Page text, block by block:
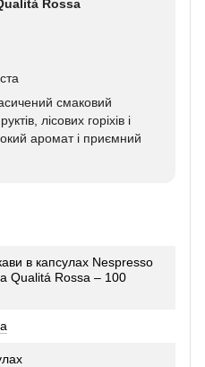
Rossa
смаковий
лісових горіхів і
аромат і приємний
в капсулах Nespresso
Qualitá Rossa – 100